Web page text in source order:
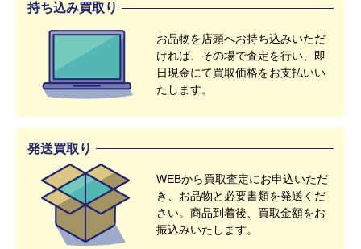
持ち込み買取り
お品物を店頭へお持ち込みいただ
ければ、その場で査定を行い、即
日現金にて買取価格をお支払いい
たします。
発送買取り
WEBから買取査定にお申込いただ
き、お品物と必要書類を発送くだ
さい。商品到着後、買取金額をお
振込みいたします。